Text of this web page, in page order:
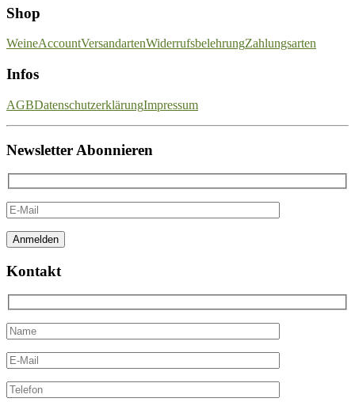
Shop
WeineAccountVersandartenWiderrufsbelehrungZahlungsarten
Infos
AGBDatenschutzerklärungImpressum
Newsletter Abonnieren
Kontakt